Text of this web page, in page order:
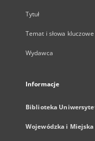
Tytuł
Temat i słowa kluczowe
Wydawca
Informacje
Biblioteka
Wojewódzka i